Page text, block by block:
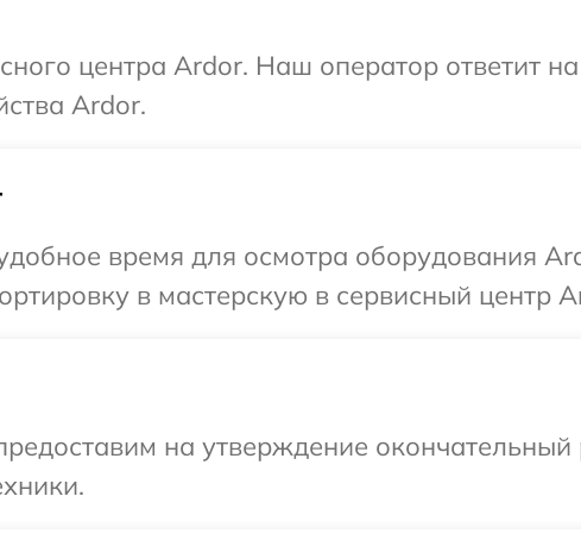
центра Ardor. Наш оператор ответит
Ardor.
время для осмотра оборудования
в мастерскую в сервисный центр
на утверждение окончательный